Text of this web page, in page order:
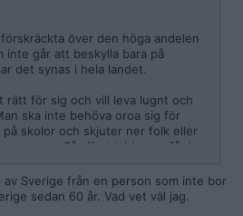
över den höga andelen
inte går att beskylla bara på
det synas i hela landet.
rätt för sig och vill leva lugnt och
ska inte behöva oroa sig för
på skolor och skjuter ner folk eller
Så vilket jobb man får i
vill man gå ut i Sverige så
som fräser likt huggormar för
över deras situation och tror att
är rätt väg
av Sverige från en person som inte bor
sedan 60 år. Vad vet väl jag.